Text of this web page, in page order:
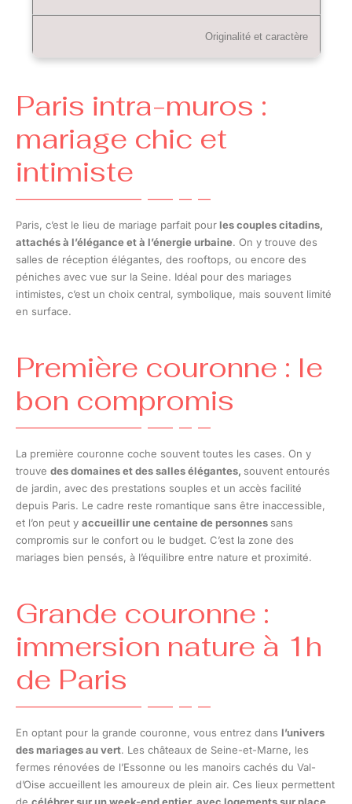
Originalité et caractère
Paris intra-muros :
mariage chic et
intimiste
Paris, c’est le lieu de mariage parfait pourles couples citadins,
attachés à l’élégance et à l’énergie urbaine. On y trouve des
salles de réception élégantes, des rooftops, ou encore des
péniches avec vue sur la Seine. Idéal pour des mariages
intimistes, c’est un choix central, symbolique, mais souvent limité
en surface.
Première couronne : le
bon compromis
La première couronne coche souvent toutes les cases. On y
trouve des domaines et des salles élégantes, souvent entourés
de jardin, avec des prestations souples et un accès facilité
depuis Paris. Le cadre reste romantique sans être inaccessible,
et l’on peut y accueillir une centaine de personnes sans
compromis sur le confort ou le budget. C’est la zone des
mariages bien pensés, à l’équilibre entre nature et proximité.
Grande couronne :
immersion nature à 1h
de Paris
En optant pour la grande couronne, vous entrez dans l’univers
des mariages au vert. Les châteaux de Seine-et-Marne, les
fermes rénovées de l’Essonne ou les manoirs cachés du Val-
d’Oise accueillent les amoureux de plein air. Ces lieux permettent
de célébrer sur un week-end entier, avec logements sur place